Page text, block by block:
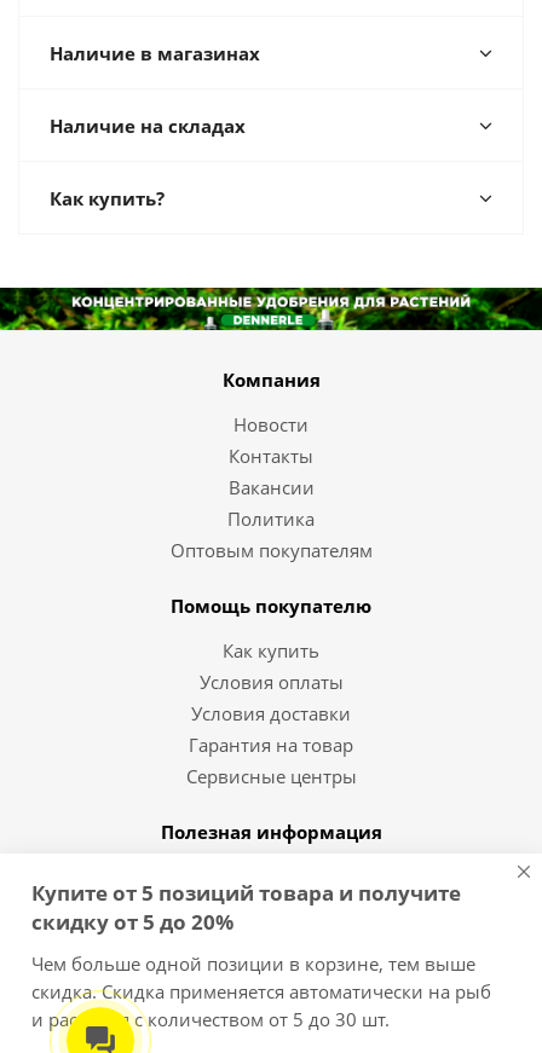
Наличие в магазинах
Наличие на складах
Как купить?
Компания
Новости
Контакты
Вакансии
Политика
Оптовым покупателям
Помощь покупателю
Как купить
Условия оплаты
Условия доставки
Гарантия на товар
Сервисные центры
Полезная информация
Вопрос-ответ
8 (812) 454-10-11
Купите от 5 позиций товара и получите
скидку от 5 до 20%
Чем больше одной позиции в корзине, тем выше
скидка. Скидка применяется автоматически на рыб
и растения с количеством от 5 до 30 шт.